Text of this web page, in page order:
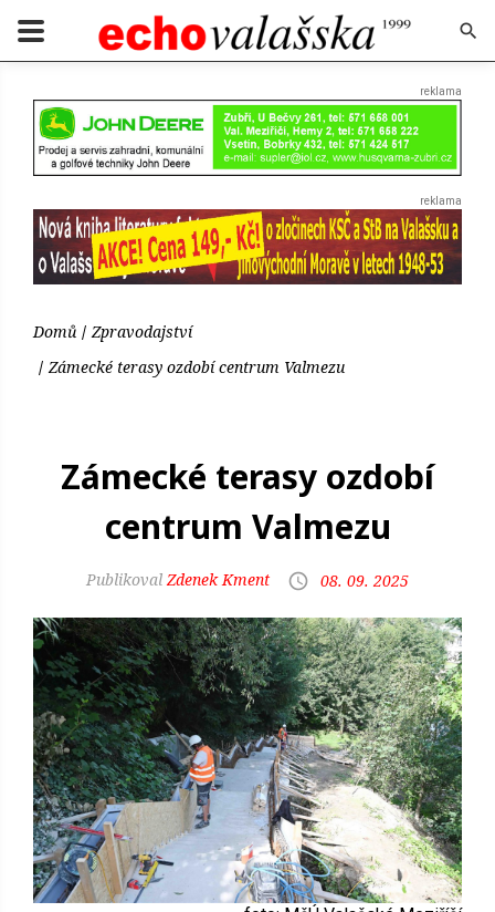
Domů
Zpravodajství
Zámecké terasy ozdobí centrum Valmezu
Zámecké terasy ozdobí
centrum Valmezu
Zdenek Kment 08. 09. 2025